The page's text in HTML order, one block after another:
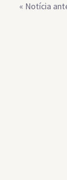
« Notícia